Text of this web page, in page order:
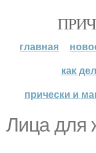
главная
как
прически и
Лица для